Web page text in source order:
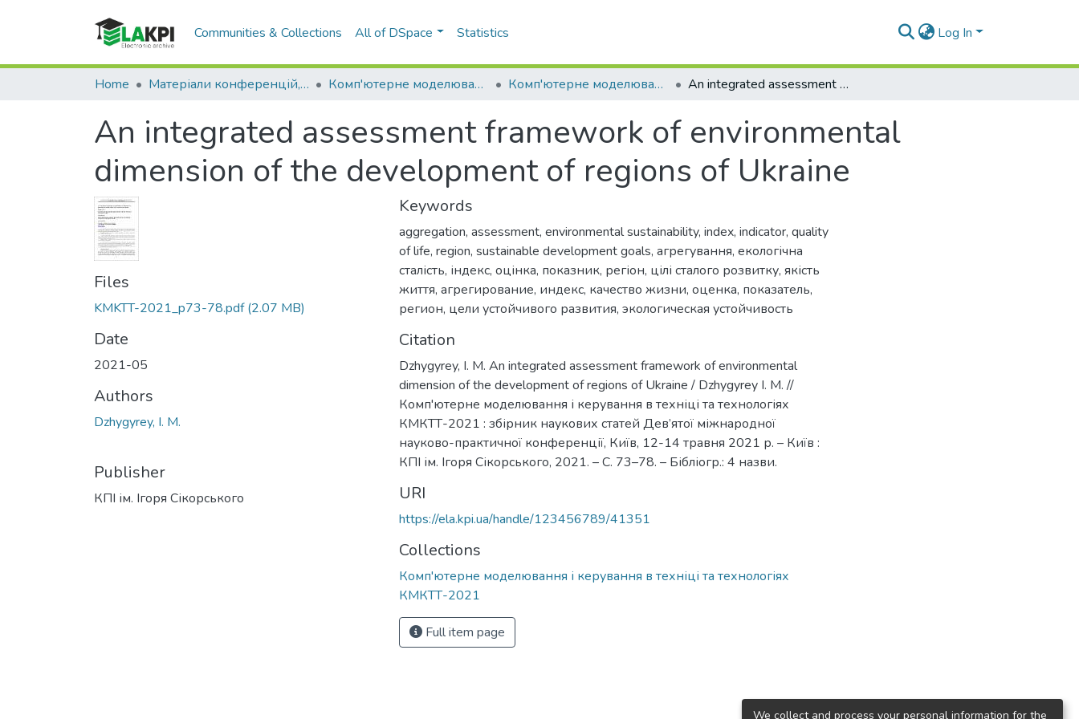
Communities & Collections All of DSpace Statistics Log In
Home Матеріали конференцій, семінарів і т.п. Комп'ютерне моделювання і керування в техніці та технологіях КМКТТ Комп'ютерне моделювання і керування в техніці та технологіях КМКТТ-2021 An integrated assessment framework of environmental dimension of the development of regions of Ukraine
An integrated assessment framework of environmental
dimension of the development of regions of Ukraine
Files
KMKTT-2021_p73-78.pdf(2.07 MB)
Date
2021-05
Authors
Dzhygyrey, I. M.
Publisher
КПІ ім. Ігоря Сікорського
Keywords
aggregation, assessment, environmental sustainability, index, indicator, quality
of life, region, sustainable development goals, агрегування, екологічна
сталість, індекс, оцінка, показник, регіон, цілі сталого розвитку, якість
життя, агрегирование, индекс, качество жизни, оценка, показатель,
регион, цели устойчивого развития, экологическая устойчивость
Citation
Dzhygyrey, I. M. An integrated assessment framework of environmental
dimension of the development of regions of Ukraine / Dzhygyrey I. M. //
Комп'ютерне моделювання і керування в техніці та технологіях
КМКТТ-2021 : збірник наукових статей Дев’ятої міжнародної
науково-практичної конференції, Київ, 12-14 травня 2021 р. – Київ :
КПІ ім. Ігоря Сікорського, 2021. – С. 73–78. – Бібліогр.: 4 назви.
URI
https://ela.kpi.ua/handle/123456789/41351
Collections
Комп'ютерне моделювання і керування в техніці та технологіях
КМКТТ-2021
Full item page
We collect and process your personal information for the